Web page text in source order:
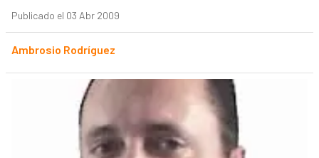
Publicado el 03 Abr 2009
Ambrosio Rodríguez